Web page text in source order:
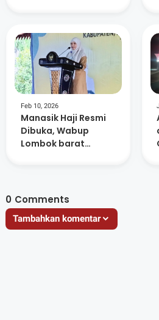
Feb 10, 2026
Manasik Haji Resmi
Dibuka, Wabup
Lombok barat
0 Comments
Tambahkan komentar